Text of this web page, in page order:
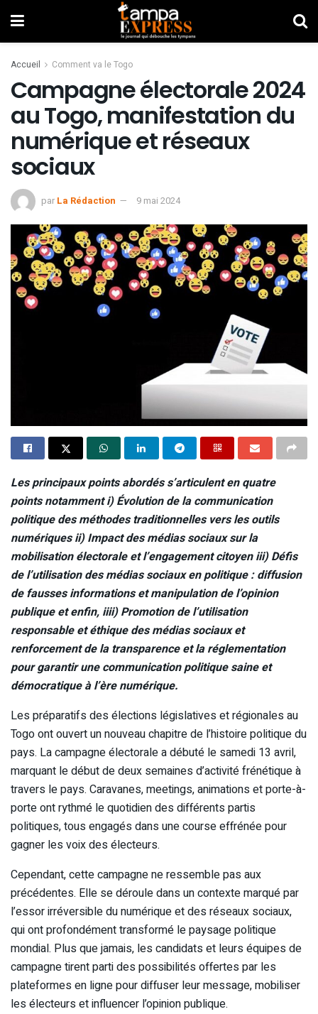
Accueil Comment va le Togo
Campagne électorale 2024
au Togo, manifestation du
numérique et réseaux
sociaux
par La Rédaction 9 mai 2024
Les principaux points abordés s’articulent en quatre
points notamment i) Évolution de la communication
politique des méthodes traditionnelles vers les outils
numériques ii) Impact des médias sociaux sur la
mobilisation électorale et l’engagement citoyen iii) Défis
de l’utilisation des médias sociaux en politique : diffusion
de fausses informations et manipulation de l’opinion
publique et enfin, iiii) Promotion de l’utilisation
responsable et éthique des médias sociaux et
renforcement de la transparence et la réglementation
pour garantir une communication politique saine et
démocratique à l’ère numérique.
Les préparatifs des élections législatives et régionales au
Togo ont ouvert un nouveau chapitre de l’histoire politique du
pays. La campagne électorale a débuté le samedi 13 avril,
marquant le début de deux semaines d’activité frénétique à
travers le pays. Caravanes, meetings, animations et porte-à-
porte ont rythmé le quotidien des différents partis
politiques, tous engagés dans une course effrénée pour
gagner les voix des électeurs.
Cependant, cette campagne ne ressemble pas aux
précédentes. Elle se déroule dans un contexte marqué par
l’essor irréversible du numérique et des réseaux sociaux,
qui ont profondément transformé le paysage politique
mondial. Plus que jamais, les candidats et leurs équipes de
campagne tirent parti des possibilités offertes par les
plateformes en ligne pour diffuser leur message, mobiliser
les électeurs et influencer l’opinion publique.